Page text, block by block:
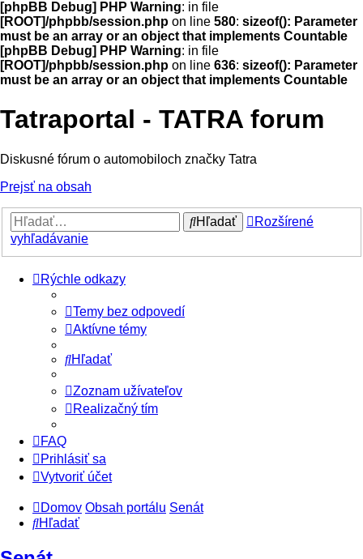
[phpBB Debug] PHP Warning: in file
[ROOT]/phpbb/session.php on line 580: sizeof(): Parameter
must be an array or an object that implements Countable
[phpBB Debug] PHP Warning: in file
[ROOT]/phpbb/session.php on line 636: sizeof(): Parameter
must be an array or an object that implements Countable
Tatraportal - TATRA forum
Diskusné fórum o automobiloch značky Tatra
Prejsť na obsah
Hľadať
Rozšírené
vyhľadávanie
Rýchle odkazy
Temy bez odpovedí
Aktívne témy
Hľadať
Zoznam užívateľov
Realizačný tím
FAQ
Prihlásiť sa
Vytvoriť účet
Domov Obsah portálu Senát
Hľadať